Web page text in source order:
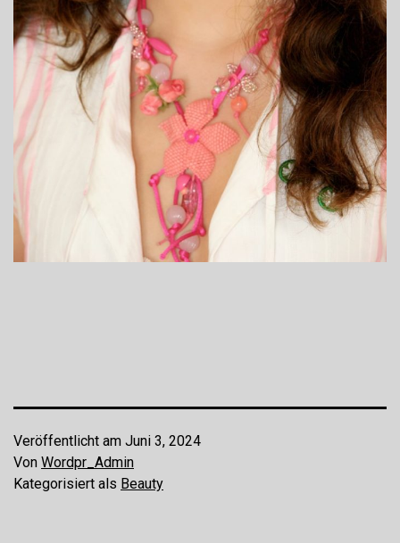
Veröffentlicht am Juni 3, 2024
Von Wordpr_Admin
Kategorisiert als Beauty